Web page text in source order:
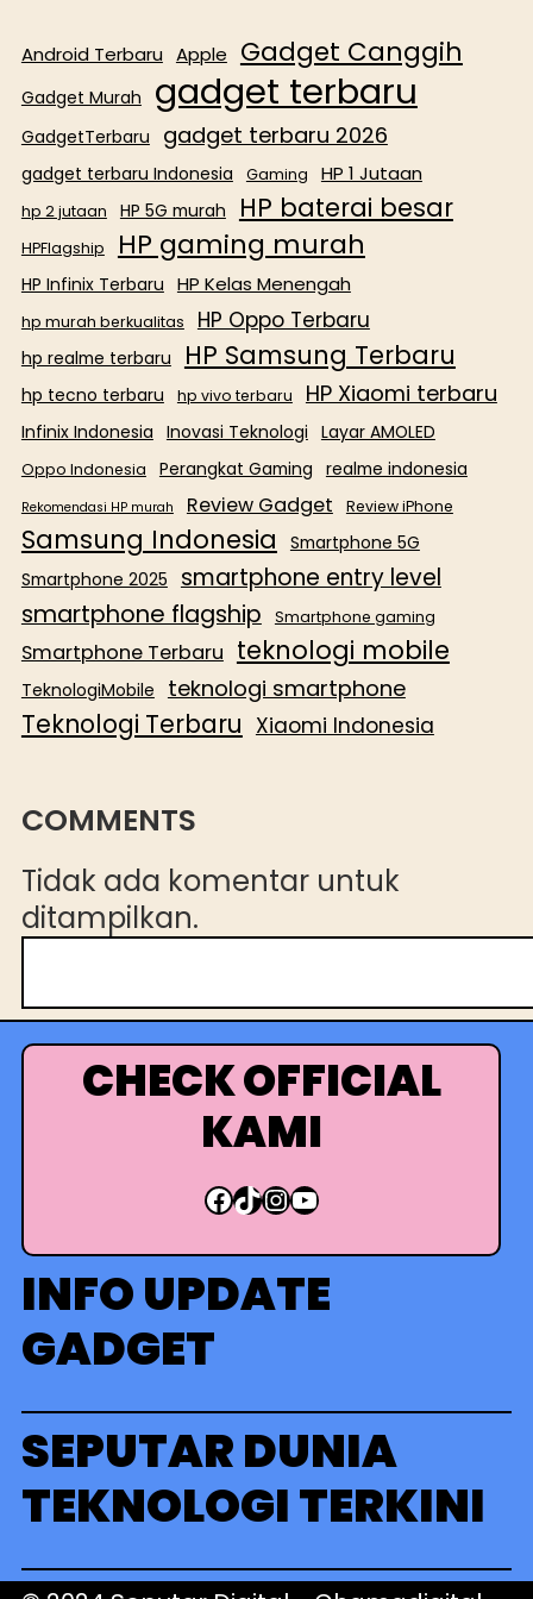
Android Terbaru Apple Gadget Canggih
Gadget Murah gadget terbaru
GadgetTerbaru gadget terbaru 2026
gadget terbaru Indonesia Gaming HP 1 Jutaan
hp 2 jutaan HP 5G murah HP baterai besar
HPFlagship HP gaming murah
HP Infinix Terbaru HP Kelas Menengah
hp murah berkualitas HP Oppo Terbaru
hp realme terbaru HP Samsung Terbaru
hp tecno terbaru hp vivo terbaru HP Xiaomi terbaru
Infinix Indonesia Inovasi Teknologi Layar AMOLED
Oppo Indonesia Perangkat Gaming realme indonesia
Rekomendasi HP murah Review Gadget Review iPhone
Samsung Indonesia
Smartphone 5G
Smartphone 2025
smartphone entry level
smartphone flagship Smartphone gaming
Smartphone Terbaru teknologi mobile
TeknologiMobile teknologi smartphone
Teknologi Terbaru Xiaomi Indonesia
COMMENTS
Tidak ada komentar untuk
ditampilkan.
r
i
CHECK OFFICIAL
KAMI
Facebook TikTok InstagramYouTube
INFO UPDATE
GADGET
SEPUTAR DUNIA
TEKNOLOGI TERKINI